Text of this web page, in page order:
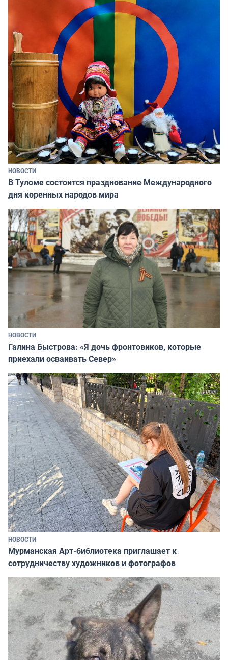
НОВОСТИ
В Туломе состоится празднование Международного
дня коренных народов мира
НОВОСТИ
Галина Быстрова: «Я дочь фронтовиков, которые
приехали осваивать Север»
НОВОСТИ
Мурманская Арт-библиотека приглашает к
сотрудничеству художников и фотографов